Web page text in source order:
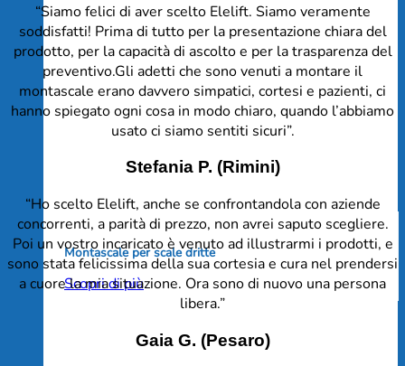
Montascale per scale dritte
Scopri di più
“Siamo felici di aver scelto Elelift. Siamo veramente
soddisfatti! Prima di tutto per la presentazione chiara del
prodotto, per la capacità di ascolto e per la trasparenza del
preventivo.Gli adetti che sono venuti a montare il
montascale erano davvero simpatici, cortesi e pazienti, ci
hanno spiegato ogni cosa in modo chiaro, quando l’abbiamo
usato ci siamo sentiti sicuri”.
Stefania P. (Rimini)
“Ho scelto Elelift, anche se confrontandola con aziende
concorrenti, a parità di prezzo, non avrei saputo scegliere.
Poi un vostro incaricato è venuto ad illustrarmi i prodotti, e
sono stata felicissima della sua cortesia e cura nel prendersi
a cuore la mia situazione. Ora sono di nuovo una persona
libera.”
Gaia G. (Pesaro)